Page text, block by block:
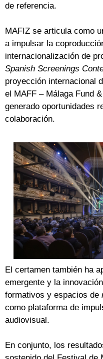
de referencia.
MAFIZ se articula como
a impulsar la
internacionalización de
Spanish Screenings
proyección internacional
el MAFF – Málaga Fund
generado oportunidades
colaboración.
El certamen también ha
emergente y la
formativos y espacios de
como plataforma de
audiovisual.
En conjunto, los